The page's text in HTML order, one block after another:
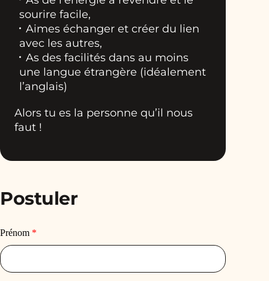
sourire facile,
Aimes échanger et créer du lien
avec les autres,
As des facilités dans au moins
une langue étrangère (idéalement
l’anglais)
Alors tu es la personne qu’il nous
faut !
Postuler